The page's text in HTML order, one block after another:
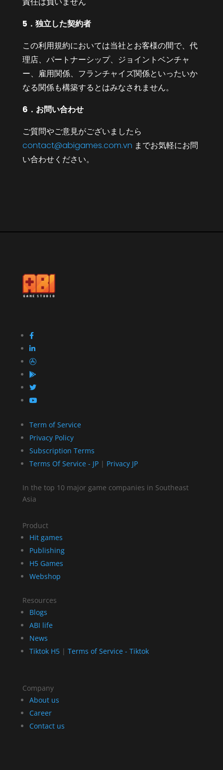
5．独立した契約者
この利用規約においては当社とお客様の間で、代
理店、パートナーシップ、ジョイントベンチャ
ー、雇用関係、フランチャイズ関係といったいか
なる関係も構築するとはみなされません。
6．お問い合わせ
ご質問やご意見がございましたら
contact@abigames.com.vn までお気軽にお問
い合わせください。
Term of Service
Privacy Policy
Subscription Terms
Terms Of Service - JP | Privacy JP
In the top 10 major game companies in Southeast
Asia
Product
Hit games
Publishing
H5 Games
Webshop
Resources
Blogs
ABI life
News
Tiktok H5| Terms of Service - Tiktok
Company
About us
Career
Contact us